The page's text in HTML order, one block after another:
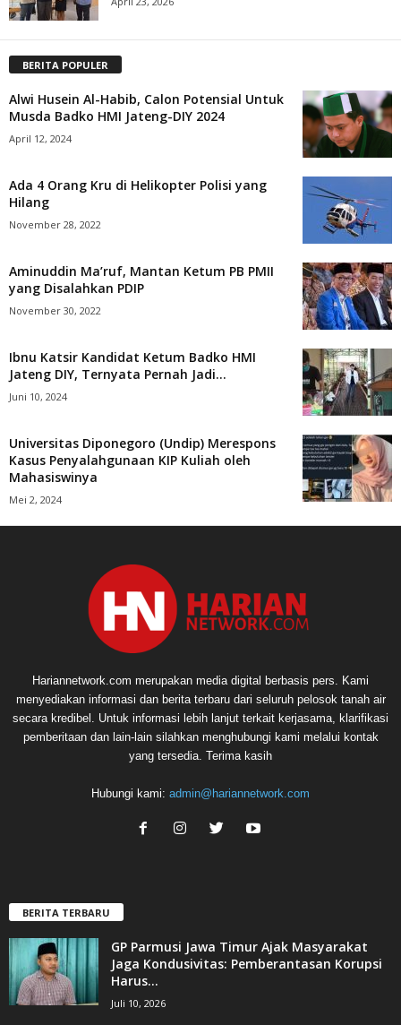
BERITA POPULER
Alwi Husein Al-Habib, Calon Potensial Untuk
Musda Badko HMI Jateng-DIY 2024
April 12, 2024
Ada 4 Orang Kru di Helikopter Polisi yang
Hilang
November 28, 2022
Aminuddin Ma’ruf, Mantan Ketum PB PMII
yang Disalahkan PDIP
November 30, 2022
Ibnu Katsir Kandidat Ketum Badko HMI
Jateng DIY, Ternyata Pernah Jadi...
Juni 10, 2024
Universitas Diponegoro (Undip) Merespons
Kasus Penyalahgunaan KIP Kuliah oleh
Mahasiswinya
Mei 2, 2024
Hariannetwork.com merupakan media digital berbasis pers. Kami
menyediakan informasi dan berita terbaru dari seluruh pelosok tanah air
secara kredibel. Untuk informasi lebih lanjut terkait kerjasama, klarifikasi
pemberitaan dan lain-lain silahkan menghubungi kami melalui kontak
yang tersedia. Terima kasih
Hubungi kami: admin@hariannetwork.com
BERITA TERBARU
GP Parmusi Jawa Timur Ajak Masyarakat
Jaga Kondusivitas: Pemberantasan Korupsi
Harus...
Juli 10, 2026